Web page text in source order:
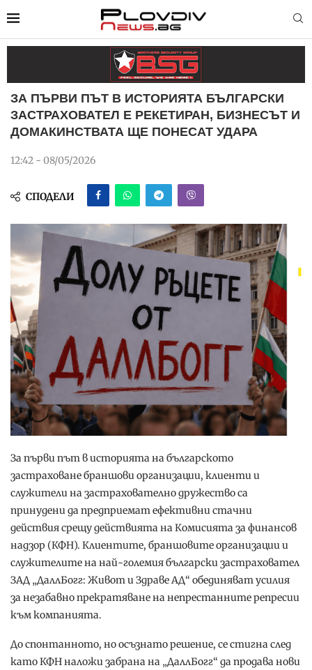
ЗА ПЪРВИ ПЪТ В ИСТОРИЯТА БЪЛГАРСКИ
ЗАСТРАХОВАТЕЛ Е РЕКЕТИРАН, БИЗНЕСЪТ И
ДОМАКИНСТВАТА ЩЕ ПОНЕСАТ УДАРА
12:42 - 08/05/2026
СПОДЕЛИ
За първи път в историята на българското
застраховане браншови организации, клиенти и
служители на застрахователно дружество са
принудени да предприемат ефективни стачни
действия срещу действията на Комисията за финансов
надзор (КФН). Клиентите, браншовите организации и
служителите на най-големия български застраховател
ЗАД „ДаллБогг: Живот и Здраве АД“ обединяват усилия
за незабавно прекратяване на непрестанните репресии
към компанията.
До спонтанното, но осъзнато решение, се стигна след
като КФН наложи забрана на „ДаллБогг“ да продава нови